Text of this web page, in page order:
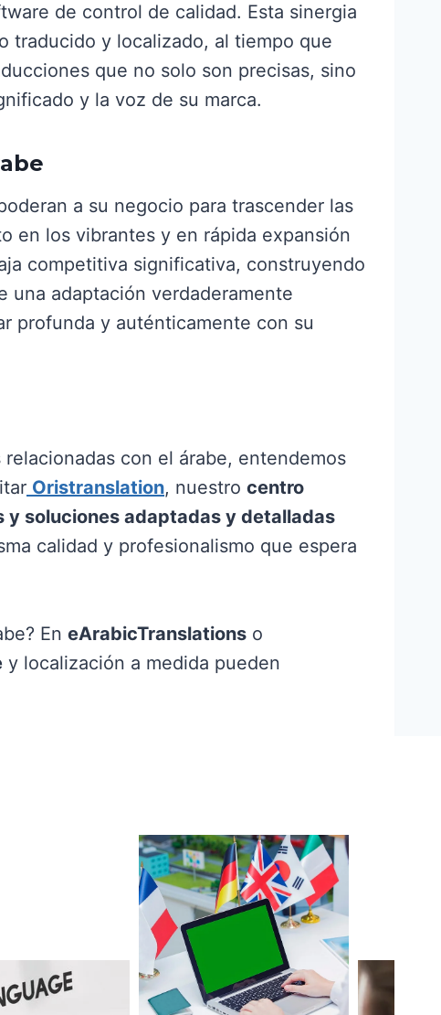
de control de calidad. Esta sinergia
traducido y localizado, al tiempo que
que no solo son precisas, sino
y la voz de su marca.
a su negocio para trascender las
en los vibrantes y en rápida expansión
competitiva significativa, construyendo
adaptación verdaderamente
profunda y auténticamente con su
con el árabe, entendemos
Oristranslation, nuestro centro
soluciones adaptadas y detalladas
calidad y profesionalismo que espera
En eArabicTranslations o
y localización a medida pueden